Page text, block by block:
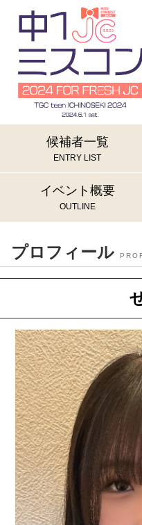
候補者一覧
ENTRY LIST
イベント概要
OUTLINE
プロフィール